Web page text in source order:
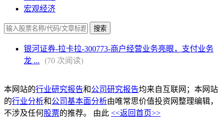
宏观经济
银河证券-拉卡拉-300773-商户经营业务亮眼，支付业务
龙 ...
(70 次阅读)
本网站的行业研究报告和公司研究报告均来自互联网；本网站
的行业分析和公司基本面分析由唯常思价值投资网整理编辑，
不涉及任何股票的推荐。 由此 <<返回首页>>